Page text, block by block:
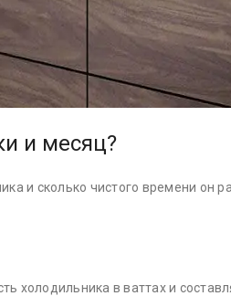
и месяц?
и сколько чистого времени он
холодильника в ваттах и